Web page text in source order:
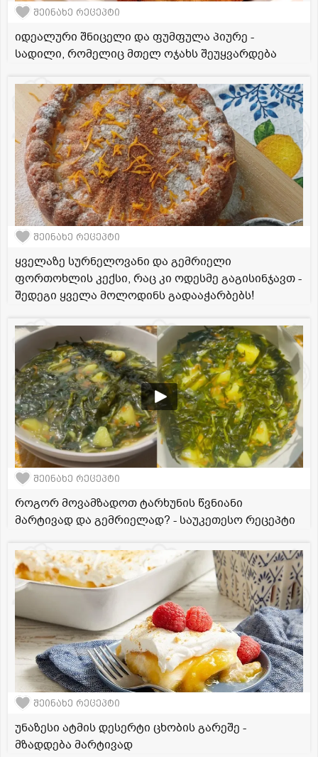
შეინახე რეცეპტი
იდეალური შნიცელი და ფუმფულა პიურე -
სადილი, რომელიც მთელ ოჯახს შეუყვარდება
შეინახე რეცეპტი
ყველაზე სურნელოვანი და გემრიელი
ფორთოხლის კექსი, რაც კი ოდესმე გაგისინჯავთ -
შედეგი ყველა მოლოდინს გადააჭარბებს!
შეინახე რეცეპტი
როგორ მოვამზადოთ ტარხუნის წვნიანი
მარტივად და გემრიელად? - საუკეთესო რეცეპტი
შეინახე რეცეპტი
უნაზესი ატმის დესერტი ცხობის გარეშე -
მზადდება მარტივად